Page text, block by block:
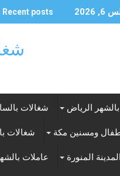
Recent posts
الرياض شغالات
ومسنين مكة شغالات
المنورة عاملات